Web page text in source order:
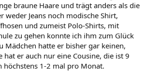
braune Haare und trägt anders als die
weder Jeans noch modische Shirt,
und zumeist Polo-Shirts, mit
zu gehen konnte ich ihm zum Glück
Mädchen hatte er bisher gar keinen,
hat er auch nur eine Cousine, die ist 9
höchstens 1-2 mal pro Monat.